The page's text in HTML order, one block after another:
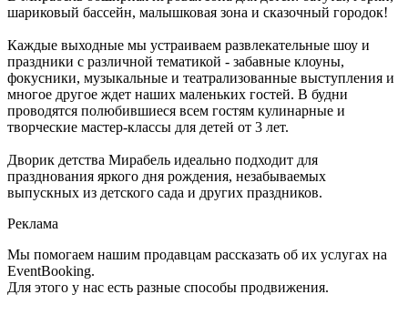
шариковый бассейн, малышковая зона и сказочный городок!
Каждые выходные мы устраиваем развлекательные шоу и
праздники с различной тематикой - забавные клоуны,
фокусники, музыкальные и театрализованные выступления и
многое другое ждет наших маленьких гостей. В будни
проводятся полюбившиеся всем гостям кулинарные и
творческие мастер-классы для детей от 3 лет.
Дворик детства Мирабель идеально подходит для
празднования яркого дня рождения, незабываемых
выпускных из детского сада и других праздников.
Реклама
Мы помогаем нашим продавцам рассказать об их услугах на
EventBooking.
Для этого у нас есть разные способы продвижения.